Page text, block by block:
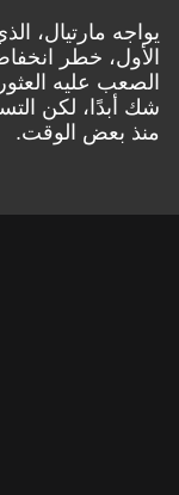
الأول، خطر
الصعب عليه
شك أبدًا، لكن
منذ بعض الوقت.